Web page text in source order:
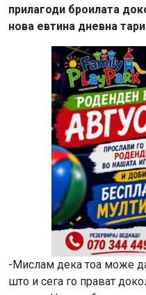
прилагоди броилата
нова евтина дневна
-Мислам дека тоа може
што и сега го прават